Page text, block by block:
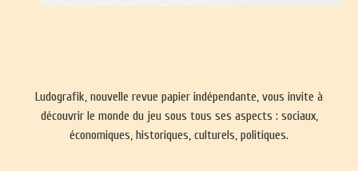
Ludografik, nouvelle revue papier indépendante, vous invite à
découvrir le monde du jeu sous tous ses aspects : sociaux,
économiques, historiques, culturels, politiques.